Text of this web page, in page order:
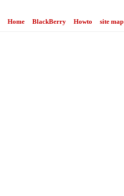
Home BlackBerry Howto site map